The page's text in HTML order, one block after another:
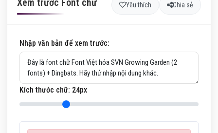
Yêu thích Chia sẻ
Nhập văn bản để xem trước:
Kích thước chữ: 24px